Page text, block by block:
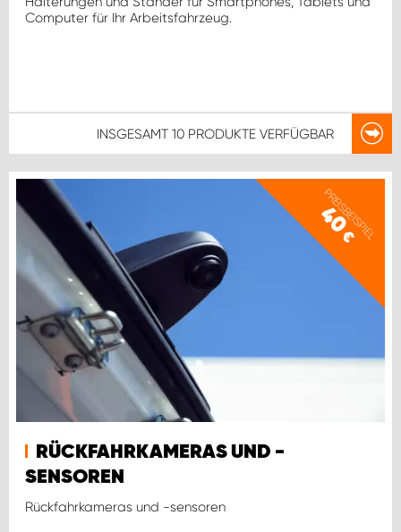
Computer für Ihr Arbeitsfahrzeug.
INSGESAMT 10 PRODUKTE VERFÜGBAR
PREISBEISPIEL
40
€
RÜCKFAHRKAMERAS UND -
SENSOREN
Rückfahrkameras und -sensoren